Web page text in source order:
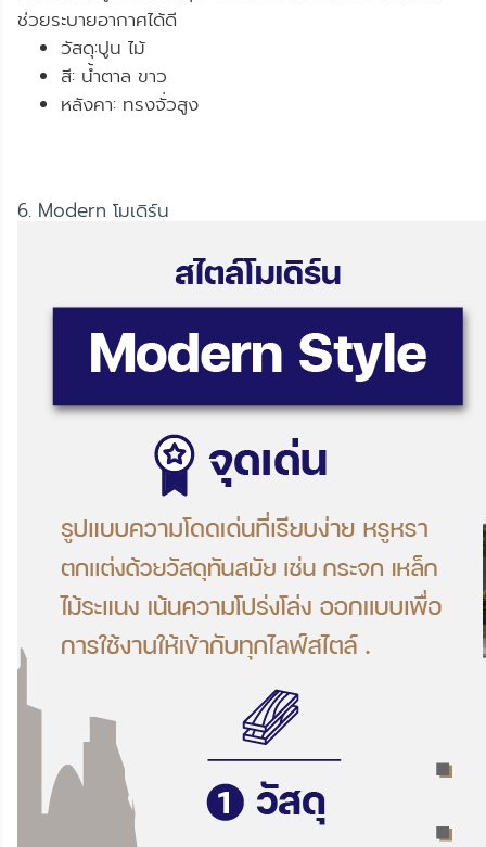
ช่วยระบายอากาศได้ดี
วัสดุ:ปูน ไม้
สี: น้ำตาล ขาว
หลังคา: ทรงจั่วสูง
6. Modern โมเดิร์น